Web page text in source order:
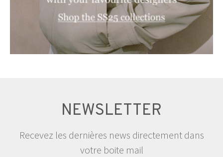
NEWSLETTER
Recevez les dernières news directement dans
votre boite mail